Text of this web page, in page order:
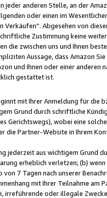
jeder anderen Stelle, an der
oder einen im
Abgesehen von
Zustimmung keine
die zwischen uns und Ihnen
Aussage, dass Amazon
und Ihnen oder einer
gestattet ist.
mit Ihrer Anmeldung für die
Grund durch schriftliche
Gerichtswegs), wobei eine
die Partner-Website in Ihrem
jederzeit aus wichtigem Grund
erheblich verletzen; (b)
7 Tagen nach unserer
mit Ihrer Teilnahme am
oder illegale